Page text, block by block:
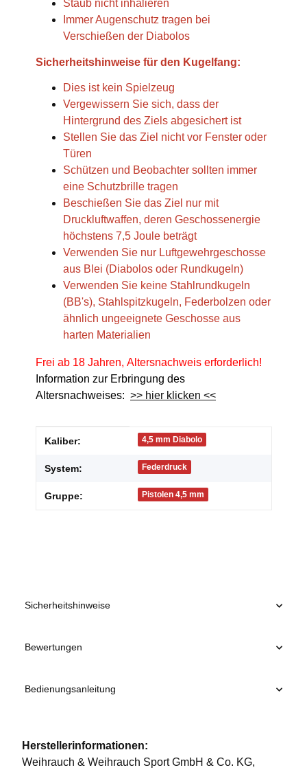
Staub nicht inhalieren
Immer Augenschutz tragen bei
Verschießen der Diabolos
Sicherheitshinweise für den Kugelfang:
Dies ist kein Spielzeug
Vergewissern Sie sich, dass der
Hintergrund des Ziels abgesichert ist
Stellen Sie das Ziel nicht vor Fenster oder
Türen
Schützen und Beobachter sollten immer
eine Schutzbrille tragen
Beschießen Sie das Ziel nur mit
Druckluftwaffen, deren Geschossenergie
höchstens 7,5 Joule beträgt
Verwenden Sie nur Luftgewehrgeschosse
aus Blei (Diabolos oder Rundkugeln)
Verwenden Sie keine Stahlrundkugeln
(BB's), Stahlspitzkugeln, Federbolzen oder
ähnlich ungeeignete Geschosse aus
harten Materialien
Frei ab 18 Jahren, Altersnachweis erforderlich!
Information zur Erbringung des
Altersnachweises: >> hier klicken <<
Produkteigenschaft
Wert
Kaliber: 4,5 mm Diabolo
System: Federdruck
Gruppe: Pistolen 4,5 mm
Sicherheitshinweise
Bewertungen
Bedienungsanleitung
Herstellerinformationen:
Weihrauch & Weihrauch Sport GmbH & Co. KG,